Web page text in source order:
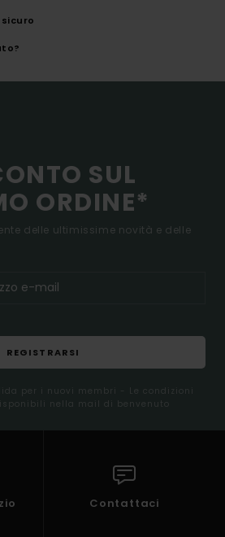
SUL
ORDINE*
delle ultimissime novità e delle
REGISTRARSI
per i nuovi membri - Le condizioni
nella mail di benvenuto
Contattaci